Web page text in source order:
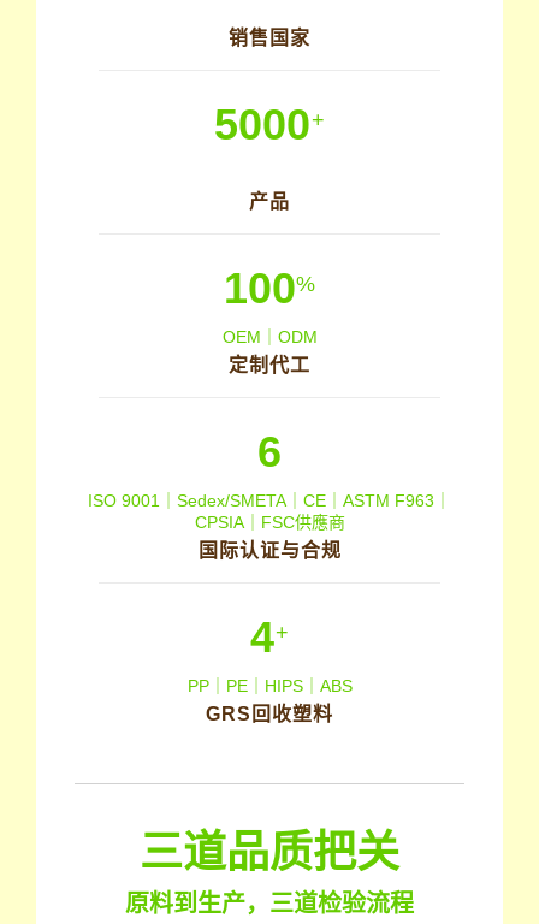
销售国家
5000+
产品
100%
OEM｜ODM
定制代工
6
ISO 9001｜Sedex/SMETA｜CE｜ASTM F963｜
CPSIA｜FSC供應商
国际认证与合规
4+
PP｜PE｜HIPS｜ABS
GRS回收塑料
三道品质把关
原料到生产，三道检验流程